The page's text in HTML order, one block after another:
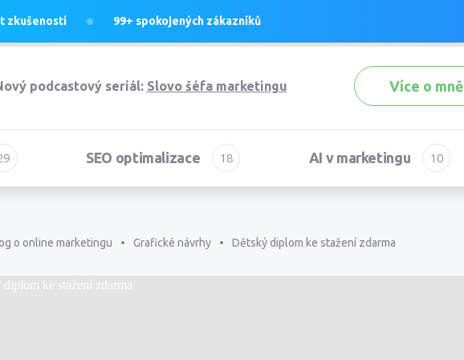
zkušeností 99+ spokojených zákazníků
podcastový seriál: Slovo šéfa marketingu Více o mně
SEO optimalizace AI v marketingu
o online marketingu Grafické návrhy Dětský diplom ke stažení zdarma